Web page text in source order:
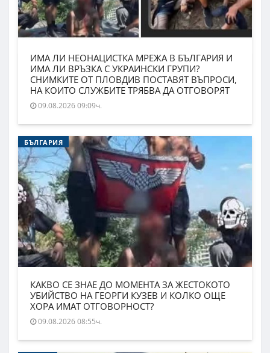
ИМА ЛИ НЕОНАЦИСТКА МРЕЖА В БЪЛГАРИЯ И
ИМА ЛИ ВРЪЗКА С УКРАИНСКИ ГРУПИ?
СНИМКИТЕ ОТ ПЛОВДИВ ПОСТАВЯТ ВЪПРОСИ,
НА КОИТО СЛУЖБИТЕ ТРЯБВА ДА ОТГОВОРЯТ
09.08.2026 09:09ч.
БЪЛГАРИЯ
КАКВО СЕ ЗНАЕ ДО МОМЕНТА ЗА ЖЕСТОКОТО
УБИЙСТВО НА ГЕОРГИ КУЗЕВ И КОЛКО ОЩЕ
ХОРА ИМАТ ОТГОВОРНОСТ?
09.08.2026 08:55ч.